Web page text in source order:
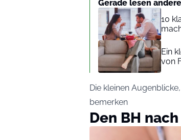
Gerade lesen andere
10
Ein
von
Die kleinen
bemerken
Den BH